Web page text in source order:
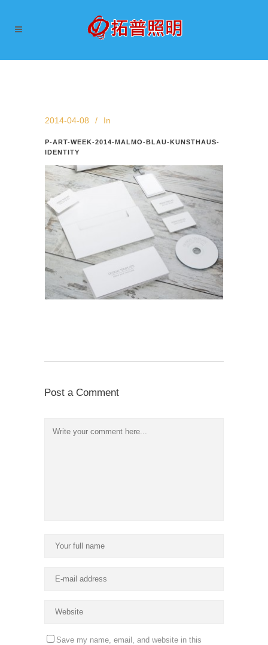
2014-04-08 In
P-ART-WEEK-2014-MALMO-BLAU-KUNSTHAUS-
IDENTITY
Post a Comment
Save my name, email, and website in this